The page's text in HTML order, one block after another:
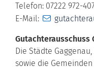
Telefon: 07222 972-
E-Mail:
Gutachterausschuss
Die Städte
sowie die